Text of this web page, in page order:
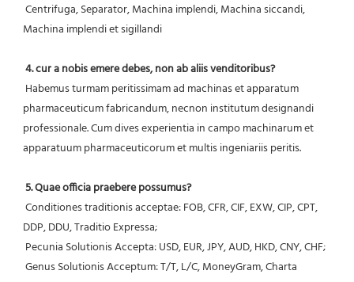
Machina implendi et sigillandi
4. cur a nobis emere debes, non ab aliis venditoribus?
pharmaceuticum fabricandum, necnon institutum designandi
professionale. Cum dives experientia in campo machinarum et
apparatuum pharmaceuticorum et multis ingeniariis peritis.
5. Quae officia praebere possumus?
DDP, DDU, Traditio Expressa;
Pecunia Solutionis Accepta: USD, EUR, JPY, AUD, HKD, CNY, CHF;